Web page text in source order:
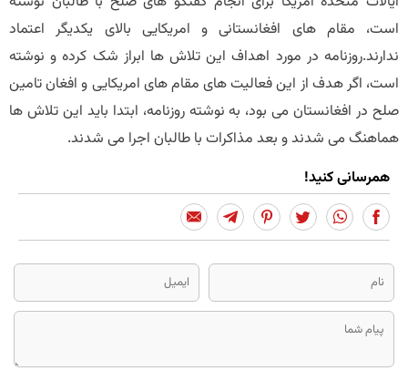
است، مقام های افغانستانی و امریکایی بالای یکدیگر اعتماد
ندارند.روزنامه در مورد اهداف این تلاش ها ابراز شک کرده و نوشته
است، اگر هدف از این فعالیت های مقام های امریکایی و افغان تامین
صلح در افغانستان می بود، به نوشته روزنامه، ابتدا باید این تلاش ها
هماهنگ می شدند و بعد مذاکرات با طالبان اجرا می شدند.
همرسانی کنید!